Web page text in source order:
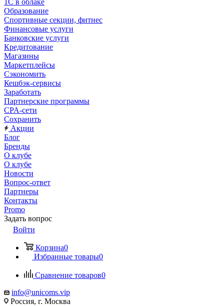
1С в облаке
Образование
Спортивные секции, фитнес
Финансовые услуги
Банковские услуги
Кредитование
Магазины
Маркетплейсы
Сэкономить
Кешбэк-сервисы
Заработать
Партнерские программы
CPA-сети
Сохранить
Акции
Блог
Бренды
О клубе
О клубе
Новости
Вопрос-ответ
Партнеры
Контакты
Promo
Задать вопрос
Войти
Корзина0
Избранные товары0
Сравнение товаров0
info@unicoms.vip
Россия, г. Москва